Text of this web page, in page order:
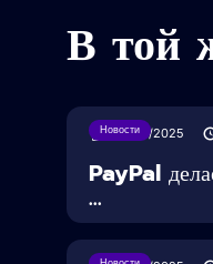
В той
Новости
30/07/2025
PayPal
...